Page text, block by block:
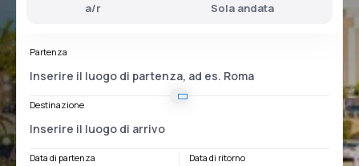
a/r Sola andata
Partenza
Destinazione
Data di partenza Data di ritorno